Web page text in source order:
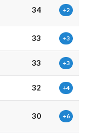
34 +2
33 +3
33 +3
32 +4
30 +6